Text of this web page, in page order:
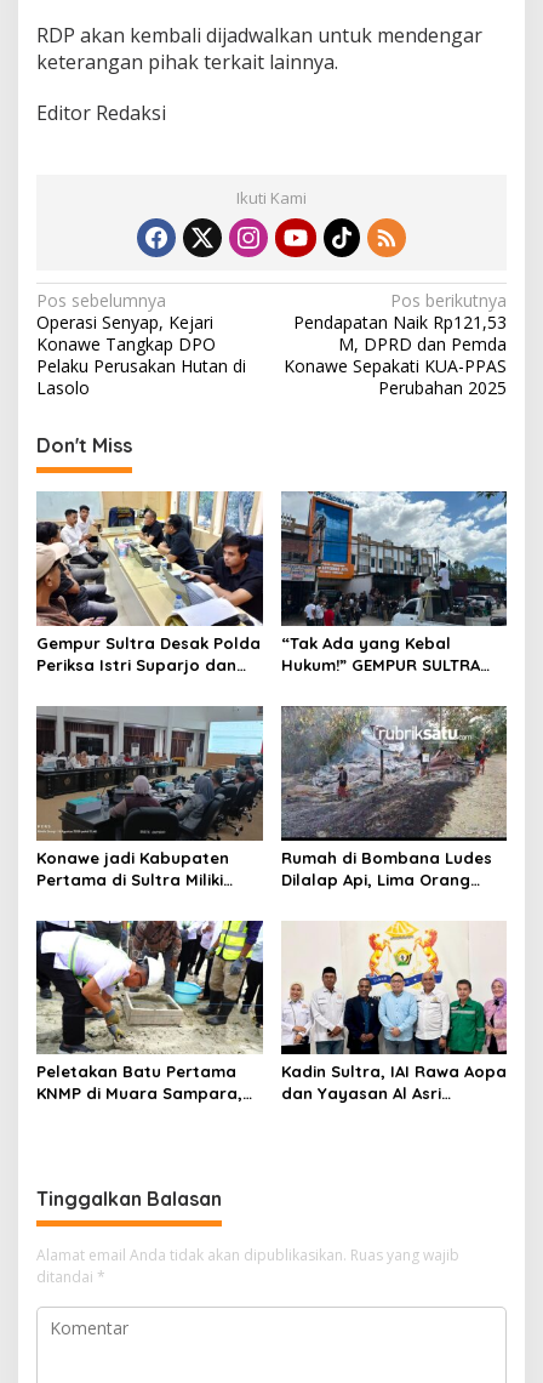
RDP akan kembali dijadwalkan untuk mendengar
keterangan pihak terkait lainnya.
Editor Redaksi
Ikuti Kami
N
a
v
g
a
s
i
p
o
s
Pos sebelumnya
Operasi Senyap, Kejari
Konawe Tangkap DPO
Pelaku Perusakan Hutan di
Lasolo
Pos berikutnya
Pendapatan Naik Rp121,53
M, DPRD dan Pemda
Konawe Sepakati KUA-PPAS
Perubahan 2025
Don't Miss
Gempur Sultra Desak Polda
Periksa Istri Suparjo dan
Kasus Tambang Ilegal
“Tak Ada yang Kebal
Hukum!” GEMPUR SULTRA
Tanawali dan PT
Tadisangka, Siap Kuasai
Lahan Puuwatu
Konawe jadi Kabupaten
Pertama di Sultra Miliki
Digital, DPRD Restui
Anggaran Rp200 Juta
Rumah di Bombana Ludes
Dilalap Api, Lima Orang
Dunia
Peletakan Batu Pertama
KNMP di Muara Sampara,
Kadin Sultra, IAI Rawa Aopa
dan Yayasan Al Asri
Tinggalkan Balasan
Alamat email Anda tidak akan dipublikasikan. Ruas yang wajib
ditandai *